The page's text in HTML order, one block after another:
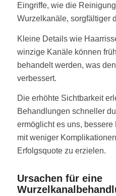
Eingriffe, wie die
Wurzelkanäle, sorgfältiger
Kleine Details wie
winzige Kanäle können
behandelt werden, was
verbessert.
Die erhöhte Sichtbarkeit
Behandlungen schneller
ermöglicht es uns,
mit weniger
Erfolgsquote zu erzielen.
Ursachen für eine